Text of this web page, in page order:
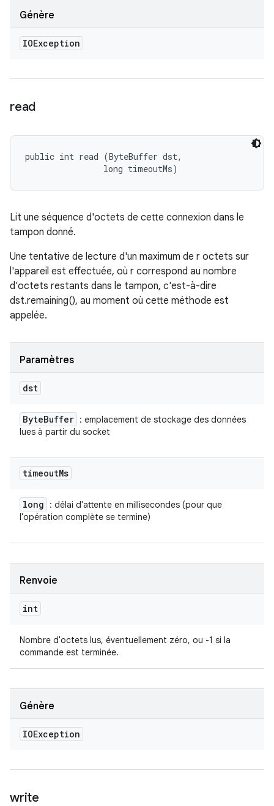
Génère
IOException
read
public int read (ByteBuffer dst,
                long timeoutMs)
Lit une séquence d'octets de cette connexion dans le
tampon donné.
Une tentative de lecture d'un maximum de r octets sur
l'appareil est effectuée, où r correspond au nombre
d'octets restants dans le tampon, c'est-à-dire
dst.remaining(), au moment où cette méthode est
appelée.
Paramètres
dst
ByteBuffer : emplacement de stockage des données
lues à partir du socket
timeoutMs
long
: délai d'attente en millisecondes (pour que
l'opération complète se termine)
Renvoie
int
Nombre d'octets lus, éventuellement zéro, ou -1 si la
commande est terminée.
Génère
IOException
write